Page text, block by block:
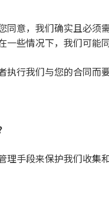
同意，我们确实且必
一些情况下，我们可能
行我们与您的合同而
手段来保护我们收集